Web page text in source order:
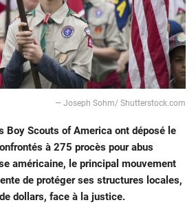
— Joseph Sohm/ Shutterstock.com
Boy Scouts of America ont déposé le
à 275 procès pour abus
américaine, le principal mouvement
de protéger ses structures locales,
dollars, face à la justice.